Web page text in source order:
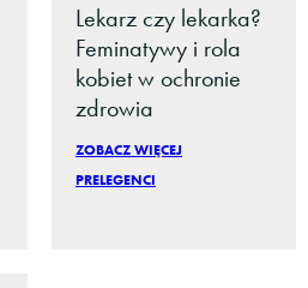
Lekarz czy lekarka?
Feminatywy i rola
kobiet w ochronie
zdrowia
ZOBACZ WIĘCEJ
PRELEGENCI